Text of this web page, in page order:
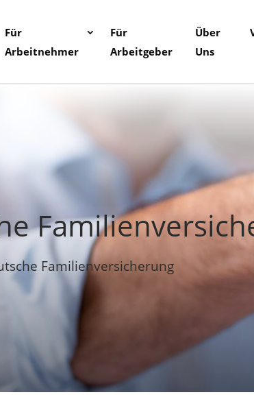
Für
Arbeitnehmer
Für
Arbeitgeber
Über
Uns
Familienversicherung